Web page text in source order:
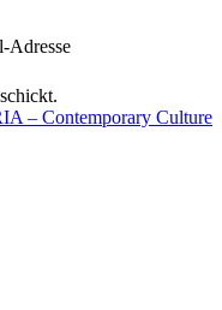
Adresse
– Contemporary Culture